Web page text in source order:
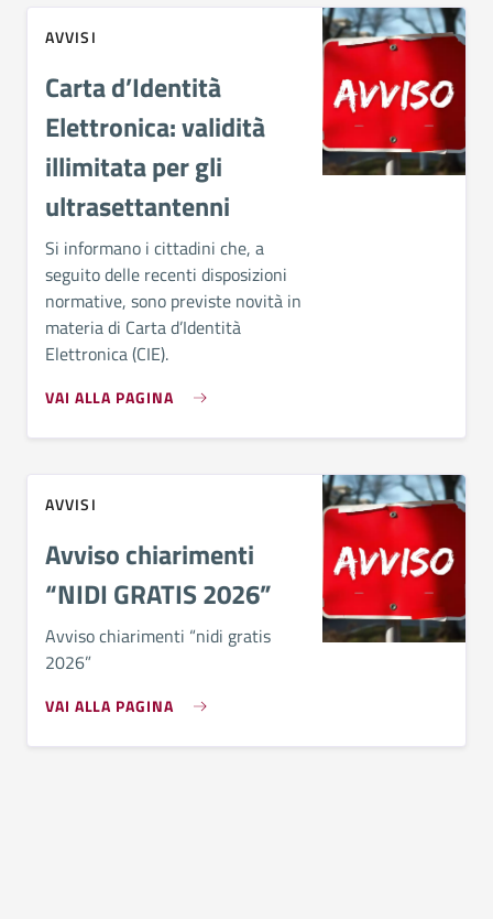
AVVISI
Carta d’Identità
Elettronica: validità
illimitata per gli
ultrasettantenni
Si informano i cittadini che, a
seguito delle recenti disposizioni
normative, sono previste novità in
materia di Carta d’Identità
Elettronica (CIE).
VAI ALLA PAGINA
AVVISI
Avviso chiarimenti
“NIDI GRATIS 2026”
Avviso chiarimenti “nidi gratis
2026”
VAI ALLA PAGINA